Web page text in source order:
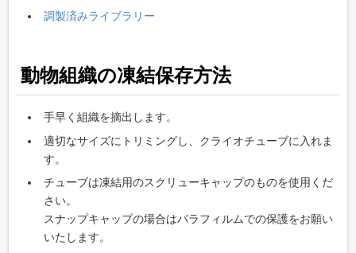
調製済みライブラリー
動物組織の凍結保存方法
手早く組織を摘出します。
適切なサイズにトリミングし、クライオチューブに入れま
す。
チューブは凍結⽤のスクリューキャップのものを使⽤くだ
さい。
スナップキャップの場合はパラフィルムでの保護をお願い
いたします。